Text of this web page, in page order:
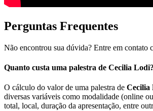
Perguntas Frequentes
Não encontrou sua dúvida? Entre em contato
Quanto custa uma palestra de Cecilia Lodi?
O cálculo do valor de uma palestra de Cecilia
diversas variáveis como modalidade (online
total, local, duração da apresentação, entre